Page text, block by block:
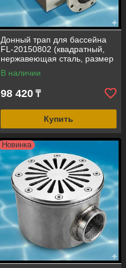
Донный трап для бассейна
FL-20150802 (квадратный,
нержавеющая сталь, размер
= 250х250x100 мм, под
пленку)
В наличии
98 420 ₸
Купить
Новинка